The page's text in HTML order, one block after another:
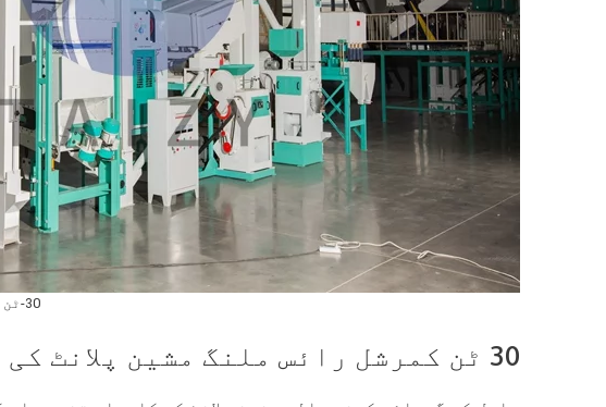
30-ٹن کمرشل رائس ملنگ مشین پلانٹ برائے فروخت
30 ٹن کمرشل رائس ملنگ مشین پلانٹ کی تنصیب